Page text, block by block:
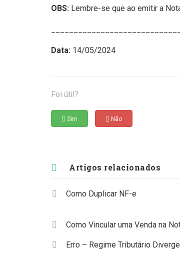
OBS: Lembre-se que ao emitir a
Data: 14/05/2024
Foi útil?
Sim Não
Artigos relacionados
Como Duplicar NF-e
Como Vincular uma Venda na
Erro – Regime Tributário